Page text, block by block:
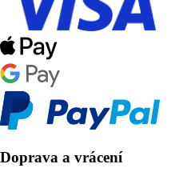
Doprava a vrácení